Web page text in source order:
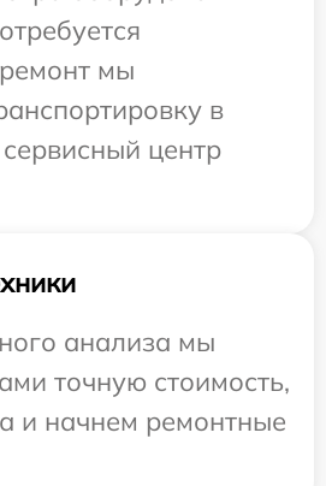
мы
в
центр
анализа мы
точную стоимость,
и начнем ремонтные